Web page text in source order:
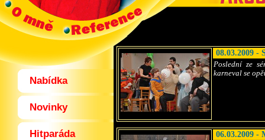
Nabídka
Novinky
Hitparáda
08.03.2009 -
Poslední ze
karneval se
06.03.2009 -